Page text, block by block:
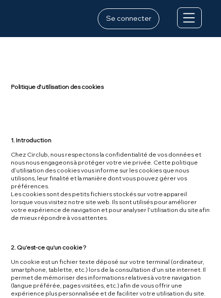
Se connecter
Politique d'utilisation des cookies
1. Introduction
Chez Circlub, nous respectons la confidentialité de vos données et
nous nous engageons à protéger votre vie privée. Cette politique
d’utilisation des cookies vous informe sur les cookies que nous
utilisons, leur finalité et la manière dont vous pouvez gérer vos
préférences.
Les cookies sont des petits fichiers stockés sur votre appareil
lorsque vous visitez notre site web. Ils sont utilisés pour améliorer
votre expérience de navigation et pour analyser l’utilisation du site afin
de mieux répondre à vos attentes.
2. Qu'est-ce qu'un cookie ?
Un cookie est un fichier texte déposé sur votre terminal (ordinateur,
smartphone, tablette, etc.) lors de la consultation d'un site internet. Il
permet de mémoriser des informations relatives à votre navigation
(langue préférée, pages visitées, etc.) afin de vous offrir une
expérience plus personnalisée et de faciliter votre utilisation du site.